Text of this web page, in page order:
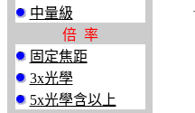
中量級
倍 率
固定焦距
3x光學
5x光學含以上